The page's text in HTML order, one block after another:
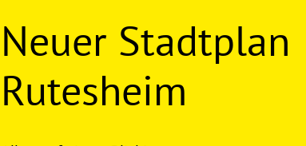
Neuer Stadtplan
Rutesheim